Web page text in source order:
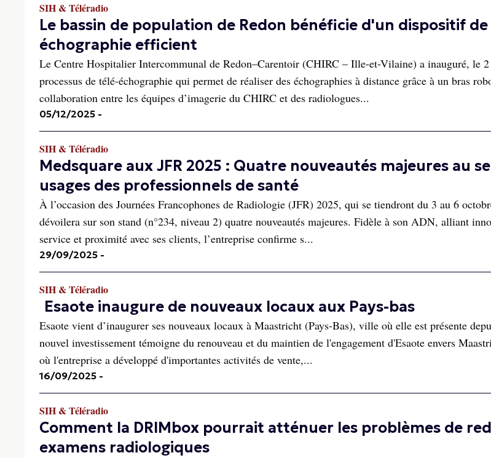
SIH & Téléradio
Le bassin de population de Redon bénéficie d'un dispositif
échographie efficient
Le Centre Hospitalier Intercommunal de Redon–Carentoir (CHIRC – Ille-et-Vilaine) a inauguré, le
processus de télé-échographie qui permet de réaliser des échographies à distance grâce à un bras
collaboration entre les équipes d’imagerie du CHIRC et des radiologues...
05/12/2025 -
SIH & Téléradio
Medsquare aux JFR 2025 : Quatre nouveautés majeures au
usages des professionnels de santé
À l’occasion des Journées Francophones de Radiologie (JFR) 2025, qui se tiendront du 3 au 6
dévoilera sur son stand (n°234, niveau 2) quatre nouveautés majeures. Fidèle à son ADN, alliant
service et proximité avec ses clients, l’entreprise confirme s...
29/09/2025 -
SIH & Téléradio
Esaote inaugure de nouveaux locaux aux Pays-bas
Esaote vient d’inaugurer ses nouveaux locaux à Maastricht (Pays-Bas), ville où elle est présente
nouvel investissement témoigne du renouveau et du maintien de l'engagement d'Esaote envers
où l'entreprise a développé d'importantes activités de vente,...
16/09/2025 -
SIH & Téléradio
Comment la DRIMbox pourrait atténuer les problèmes de
examens radiologiques